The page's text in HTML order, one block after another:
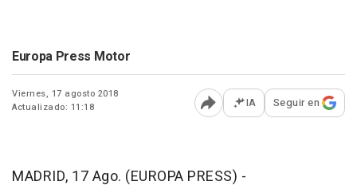
Europa Press Motor
Viernes, 17 agosto 2018
Actualizado: 11:18
Abrir opciones para
IA Seguir en
MADRID, 17 Ago. (EUROPA PRESS) -